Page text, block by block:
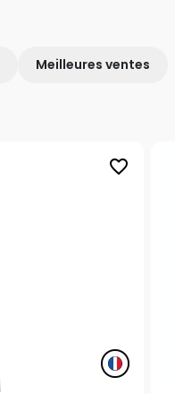
Meilleures ventes
favorite_border